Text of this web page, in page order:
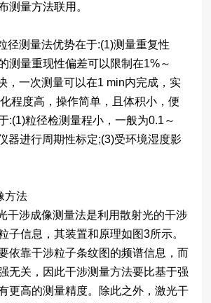
测量方法联用。
径测量法优势在于:(1)测量重复性
测量重现性偏差可以限制在1%～
，一次测量可以在1 min内完成，实
程度高，操作简单，且体积小，便
:(1)粒径检测量程小，一般为0.1～
器进行周期性标定;(3)受环境湿度影
方法
干涉成像测量法是利用散射光的干涉
子信息，其装置和原理如图3所示。
依靠干涉粒子条纹图的频谱信息，而
无关，因此干涉测量方法要比基于强
更高的测量精度。除此之外，激光干